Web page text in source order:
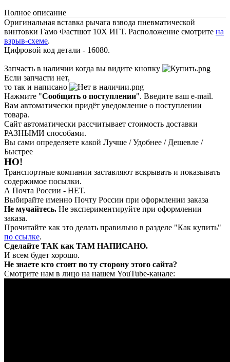
Полное описание
Оригинальная вставка рычага взвода пневматической
винтовки Гамо Фастшот 10Х ИГТ. Расположение смотрите на
взрыв-схеме.
Цифровой код детали - 16080.
Запчасть в наличии когда вы видите кнопку
Если запчасти нет,
то так и написано
Нажмите "Сообщить о поступлении". Введите ваш e-mail.
Вам автоматически придёт уведомление о поступлении
товара.
Сайт автоматически рассчитывает стоимость доставки
РАЗНЫМИ способами.
Вы сами определяете какой Лучше / Удобнее / Дешевле /
Быстрее
НО!
Транспортные компании заставляют вскрывать и показывать
содержимое посылки.
А Почта России - НЕТ.
Выбирайте именно Почту России при оформлении заказа
Не мучайтесь. Не экспериментируйте при оформлении
заказа.
Прочитайте как это делать правильно в разделе "Как купить"
по ссылке.
Сделайте ТАК как ТАМ НАПИСАНО.
И всем будет хорошо.
Не знаете кто стоит по ту сторону этого сайта?
Смотрите нам в лицо на нашем YouTube-канале: